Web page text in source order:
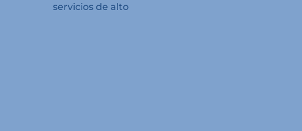
servicios de alto